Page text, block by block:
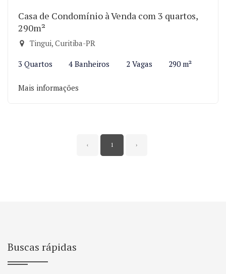
Casa de Condomínio à Venda com 3 quartos,
290m²
Tingui, Curitiba-PR
3 Quartos 4 Banheiros 2 Vagas 290 m²
Mais informações
‹ 1 ›
Buscas rápidas